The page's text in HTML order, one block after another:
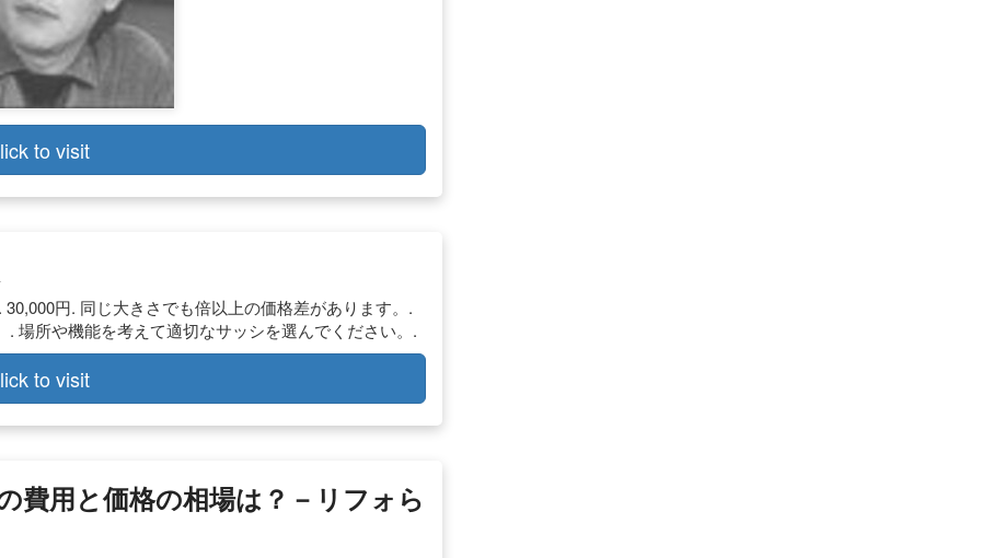
to visit
円. 同じ大きさでも倍以上の価格差があります。.
場所や機能を考えて適切なサッシを選んでください。.
to visit
費用と価格の相場は？－リフォら